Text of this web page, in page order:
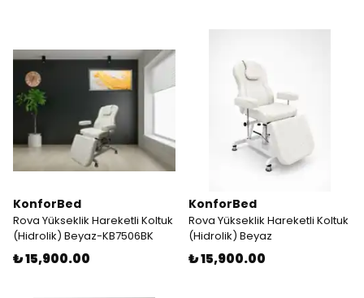
KonforBed
Rova Yükseklik Hareketli Koltuk
(Hidrolik) Beyaz-KB7506BK
₺ 15,900.00
KonforBed
Rova Yükseklik Hareketli Koltuk
(Hidrolik) Beyaz
₺ 15,900.00